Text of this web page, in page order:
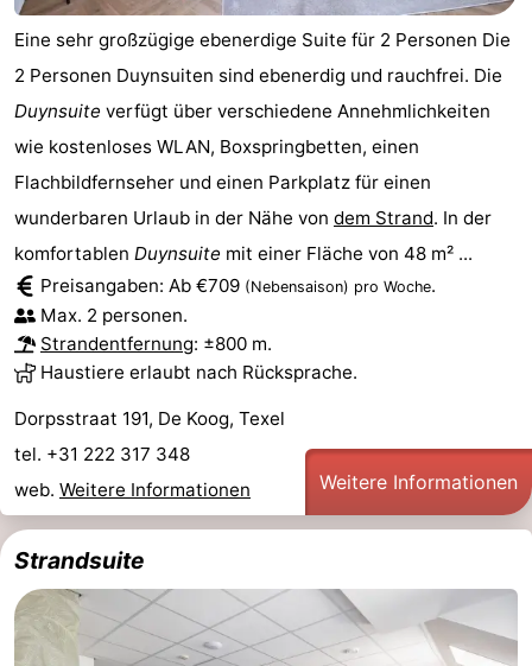
Eine sehr großzügige ebenerdige Suite für 2 Personen Die
2 Personen Duynsuiten sind ebenerdig und rauchfrei. Die
Duynsuite verfügt über verschiedene Annehmlichkeiten
wie kostenloses WLAN, Boxspringbetten, einen
Flachbildfernseher und einen Parkplatz für einen
wunderbaren Urlaub in der Nähe von dem Strand. In der
komfortablen Duynsuite mit einer Fläche von 48 m² ...
Preisangaben: Ab €709 (Nebensaison) pro Woche.
Max. 2 personen.
Strandentfernung: ±800 m.
Haustiere erlaubt nach Rücksprache.
Dorpsstraat 191, De Koog, Texel
tel. +31 222 317 348
web. Weitere Informationen Weitere Informationen
Strandsuite